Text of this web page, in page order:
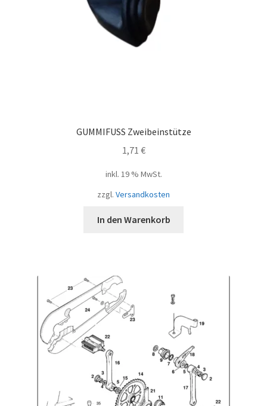
GUMMIFUSS Zweibeinstütze
1,71 €
inkl. 19 % MwSt.
zzgl. Versandkosten
In den Warenkorb